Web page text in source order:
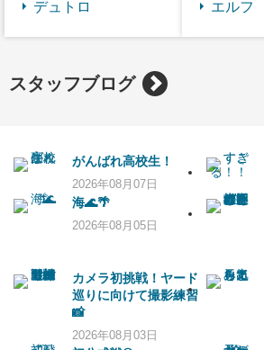
デュトロ エルフ
スタッフブログ
がんばれ高校生！
2026年08月07日
海🌊🌴
2026年08月05日
カメラ初挑戦！ヤード
巡りに向けて撮影練習
📸
2026年08月03日